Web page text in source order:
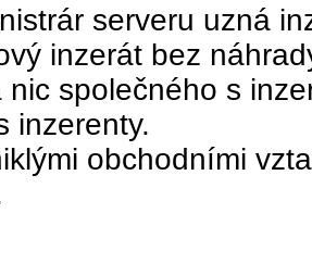
serveru uzná
inzerát bez
nic společného s
inzerenty.
obchodními